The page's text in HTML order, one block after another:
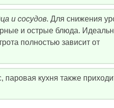
и сосудов. Для снижения
и острые блюда.
полностью зависит от
паровая кухня также